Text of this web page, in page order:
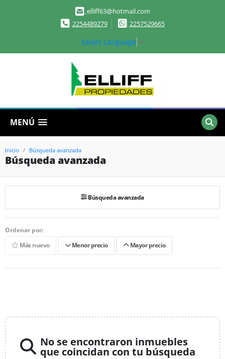
elliff63@hotmail.com
2254489279
2257529665
Select Language ▼
MENÚ
Inicio Búsqueda avanzada
Búsqueda avanzada
Búsqueda avanzada
Ordenar por:
Más nuevo
Menor precio Mayor precio
No se encontraron inmuebles
que coincidan con tu búsqueda